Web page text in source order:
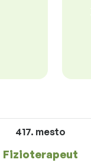
417. mesto
Fizioterapeut